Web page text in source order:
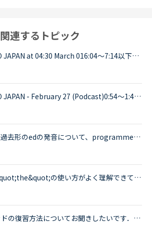
関連するトピック
NHK WORLD RADIO JAPAN at 04:30 March 016:04～7:14以下が音声をディクテーションしたものでしたが、音源が削除されてしまったので、このトピック自体をスルーしてください。An international research team of ...
NHK WORLD RADIO JAPAN - February 27 (Podcast)0:54～1:49The Japanese government is studying additional measures to prop up the tourist industry and smaller businesses hit hard by the spread of a ne...
今日のレッスンで、過去形のedの発音について、programmedやbeamedのようにmのあとにedが続く場合は、最後の部分は（ｂ）のように発音すると先生が説明し、programmed(b)とチャットボックスに書き入れ、プログラ...
&quot;a&quot;と&quot;the&quot;の使い方がよく理解できていないので、どなたか教えてください。カラン９です770 The difference between &quot;excuse&quot;(v) and &quot;excuse&quot;(n) is that &quot;excus...
皆様のカランメソッドの復習方法についてお聞きしたいです．私は1か月ほど前からカランメソッドを開始しました．現在ステージ2の中盤です．私の復習方法はレッスン終了後にそのレッスンでやった部分の音読をしま...